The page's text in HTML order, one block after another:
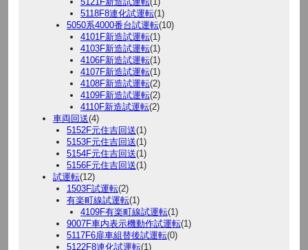
5118F8連化試運転(1)
5050系4000番台試運転(10)
4101F新造試運転(1)
4103F新造試運転(1)
4106F新造試運転(1)
4107F新造試運転(1)
4108F新造試運転(2)
4109F新造試運転(2)
4110F新造試運転(2)
車両回送(4)
5152F元住吉回送(1)
5153F元住吉回送(1)
5154F元住吉回送(1)
5156F元住吉回送(1)
試運転(12)
1503F試運転(2)
有楽町線試運転(1)
4109F有楽町線試運転(1)
9007F車内表示機動作試運転(1)
5117F6扉車組替後試運転(0)
5122F8連化試運転(1)